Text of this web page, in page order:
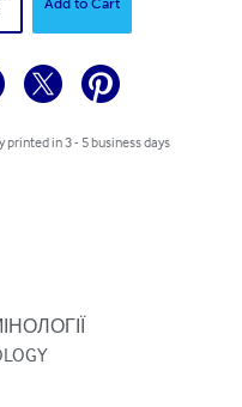
Add to Cart
printed in 3 - 5 business days